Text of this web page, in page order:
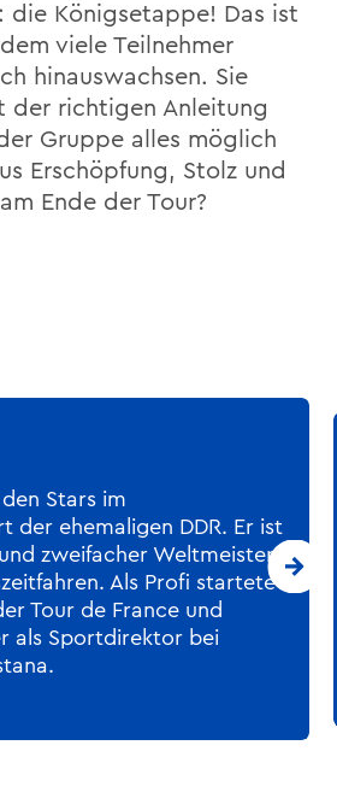
die Königsetappe! Das ist
viele Teilnehmer
hinauswachsen. Sie
der richtigen Anleitung
Gruppe alles möglich
Erschöpfung, Stolz und
Ende der Tour?
Stars im
der ehemaligen DDR. Er ist
zweifacher Weltmeister
Als Profi startete
Tour de France und
als Sportdirektor bei